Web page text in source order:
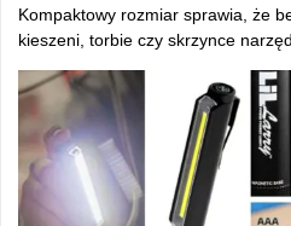
Kompaktowy rozmiar sprawia, że
kieszeni, torbie czy skrzynce